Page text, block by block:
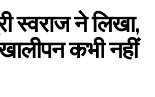
स्वराज ने लिखा,
कभी नहीं